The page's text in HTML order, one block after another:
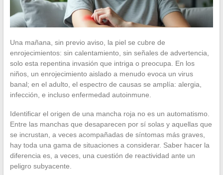
Una mañana, sin previo aviso, la piel se cubre de
enrojecimientos: sin calentamiento, sin señales de advertencia,
solo esta repentina invasión que intriga o preocupa. En los
niños, un enrojecimiento aislado a menudo evoca un virus
banal; en el adulto, el espectro de causas se amplía: alergia,
infección, e incluso enfermedad autoinmune.
Identificar el origen de una mancha roja no es un automatismo.
Entre las manchas que desaparecen por sí solas y aquellas que
se incrustan, a veces acompañadas de síntomas más graves,
hay toda una gama de situaciones a considerar. Saber hacer la
diferencia es, a veces, una cuestión de reactividad ante un
peligro subyacente.